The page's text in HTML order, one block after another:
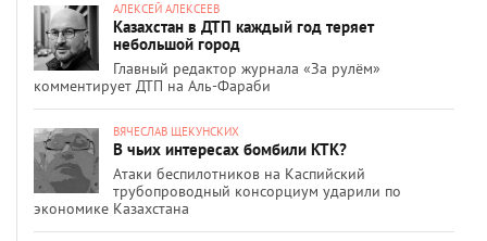
АЛЕКСЕЙ АЛЕКСЕЕВ
Казахстан в ДТП каждый год теряет
небольшой город
Главный редактор журнала «За рулём»
комментирует ДТП на Аль-Фараби
ВЯЧЕСЛАВ ЩЕКУНСКИХ
В чьих интересах бомбили КТК?
Атаки беспилотников на Каспийский
трубопроводный консорциум ударили по
экономике Казахстана